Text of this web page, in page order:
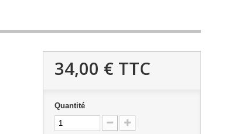
34,00 € TTC
Quantité